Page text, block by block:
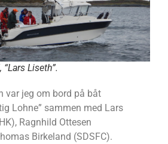
“Lars Liseth”.
var jeg om bord på båt
Lohne” sammen med Lars
Ragnhild Ottesen
Birkeland (SDSFC).